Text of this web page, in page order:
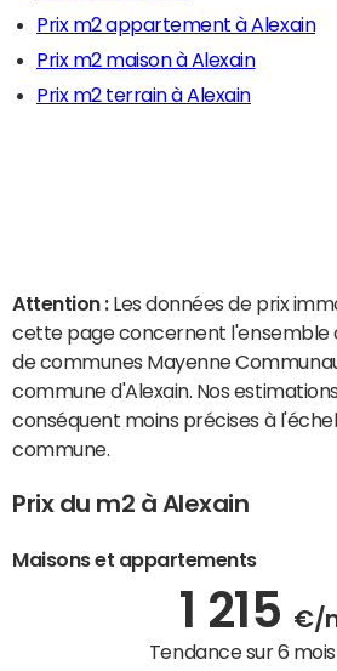
Prix m2 appartement à Alexain
Prix m2 maison à Alexain
Prix m2 terrain à Alexain
Attention : Les données de prix
cette page concernent l'ensemble
de communes Mayenne
commune d'Alexain. Nos
conséquent moins précises à
commune.
Prix du m2 à Alexain
Maisons et appartements
1 215 €/
Tendance sur 6 mois